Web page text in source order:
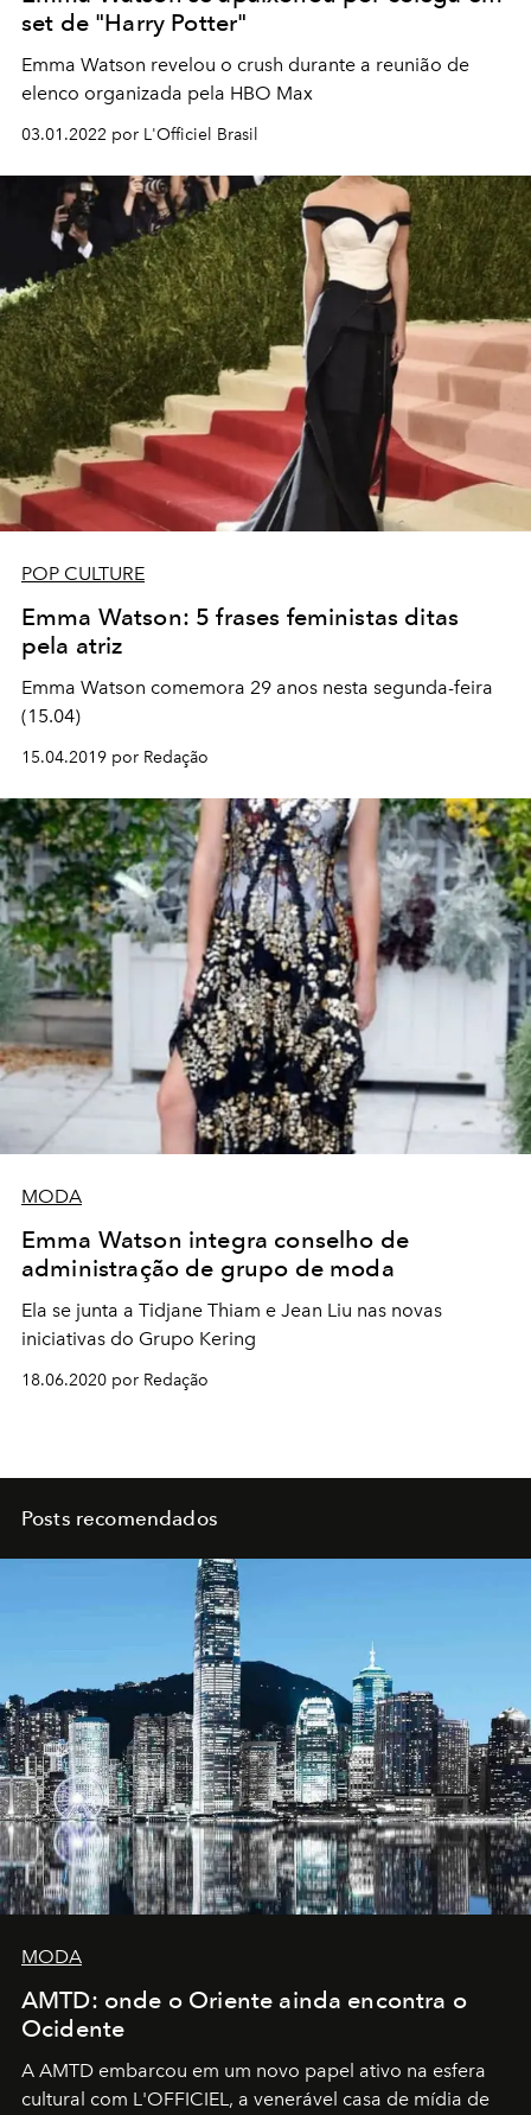
set de "Harry Potter"
Emma Watson revelou o crush durante a reunião de
elenco organizada pela HBO Max
03.01.2022 por L'Officiel Brasil
POP CULTURE
Emma Watson: 5 frases feministas ditas
pela atriz
Emma Watson comemora 29 anos nesta segunda-feira
(15.04)
15.04.2019 por Redação
MODA
Emma Watson integra conselho de
administração de grupo de moda
Ela se junta a Tidjane Thiam e Jean Liu nas novas
iniciativas do Grupo Kering
18.06.2020 por Redação
Posts recomendados
MODA
AMTD: onde o Oriente ainda encontra o
Ocidente
A AMTD embarcou em um novo papel ativo na esfera
cultural com L'OFFICIEL, a venerável casa de mídia de